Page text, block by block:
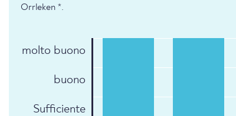
Orrleken *.
molto buono
buono
Sufficiente